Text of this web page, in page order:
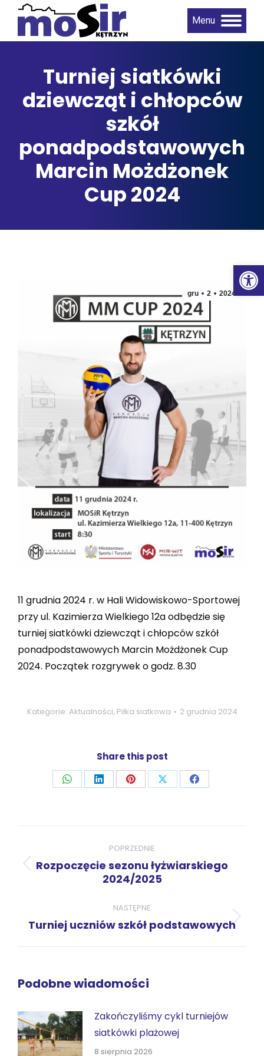
Menu
Turniej siatkówki
dziewcząt i chłopców
szkół
ponadpodstawowych
Marcin Możdżonek
Cup 2024
gru 2 2024
11 grudnia 2024 r. w Hali Widowiskowo-Sportowej
przy ul. Kazimierza Wielkiego 12a odbędzie się
turniej siatkówki dziewcząt i chłopców szkół
ponadpodstawowych Marcin Możdżonek Cup
2024. Początek rozgrywek o godz. 8.30
Kategorie: Aktualności, Piłka siatkowa 2 grudnia 2024
Share this post
UdostępnijUdostępnijUdostępnijUdostępnijUdostępnij
POPRZEDNIE
Poprzedni
wpis:
Rozpoczęcie sezonu łyżwiarskiego
2024/2025
NASTĘPNE
Następny
Turniej uczniów szkół podstawowych
Podobne wiadomości
Zakończyliśmy cykl turniejów
siatkówki plażowej
8 sierpnia 2026